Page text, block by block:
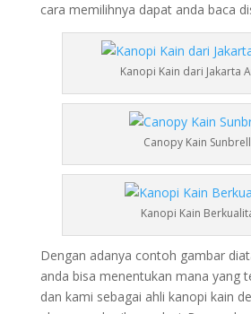
cara memilihnya dapat anda baca
Kanopi Kain dari Jakarta
Canopy Kain
Kanopi Kain
Dengan adanya contoh gambar
anda bisa menentukan mana yang
dan kami sebagai ahli kanopi kain